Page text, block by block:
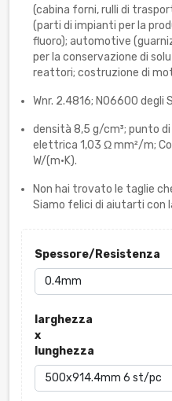
(cabina forni, rulli di
(parti di impianti per la
fluoro); automotive
per la conservazione di
reattori; costruzione di
Wnr. 2.4816; N06600 degli
densità 8,5 g/cm³; punto
elettrica 1,03 Ω mm²/m;
W/(m·K).
Non hai trovato le taglie
Siamo felici di aiutarti con
Spessore/Resistenza
larghezza
x
lunghezza